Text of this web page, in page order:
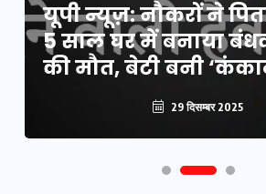
यूपी न्यूज़: नौकरों ने
5 साल घर में बनाया
की मौत, बेटी बनी
29 दिसम्बर 2025